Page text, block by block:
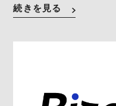
続きを見る